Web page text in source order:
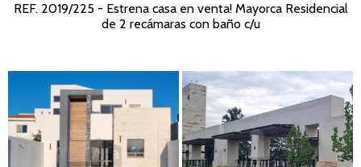
REF. 2019/225 - Estrena casa en venta! Mayorca Residencial
de 2 recámaras con baño c/u